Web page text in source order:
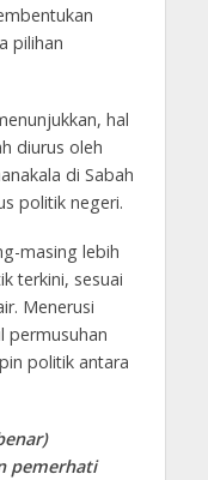
pilihan
hal
diurus oleh
di Sabah
politik negeri.
masing lebih
terkini, sesuai
Menerusi
permusuhan
politik antara
pemerhati